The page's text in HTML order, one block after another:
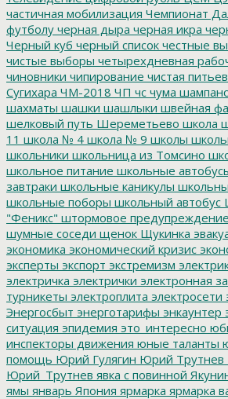
частичная мобилизация Чемпионат
футболу черная дыра черная икра
Черный куб черный список честные
чистые выборы четырехдневная
чиновники чипирование чистая
Сугихара ЧМ-2018 ЧП чс чума
шахматы шашки шашлыки швейная
шелковый путь Шереметьево школа
11 школа № 4 школа № 9 школы
школьники школьница из Томсино
школьное питание школьные
завтраки школьные каникулы
школьные поборы школьный автобус
"Феникс" штормовое предупреждение
шумные соседи щенок Щукинка
экономика экономический кризис
эксперты экспорт экстремизм
электричка электрички электронная
турникеты электроплита электросети
Энергосбыт энерготарифы энкаунтер
ситуация эпидемия это_интересно
инспекторы движения юные таланты
помощь Юрий Гулягин Юрий Трутнев
Юрий_Трутнев явка с повинной
ямы январь Япония ярмарка ярмарка